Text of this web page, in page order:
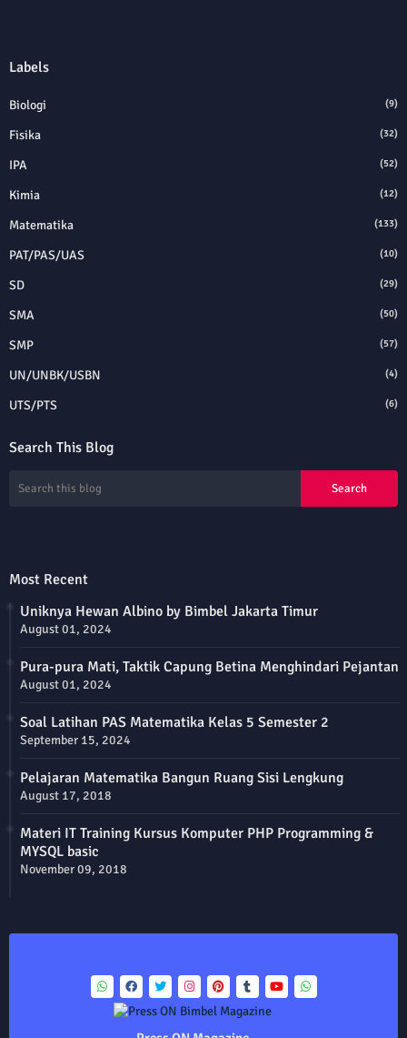
Labels
Biologi (9)
Fisika (32)
IPA (52)
Kimia (12)
Matematika (133)
PAT/PAS/UAS (10)
SD (29)
SMA (50)
SMP (57)
UN/UNBK/USBN (4)
UTS/PTS (6)
Search This Blog
Most Recent
Uniknya Hewan Albino by Bimbel Jakarta Timur
August 01, 2024
Pura-pura Mati, Taktik Capung Betina Menghindari Pejantan
August 01, 2024
Soal Latihan PAS Matematika Kelas 5 Semester 2
September 15, 2024
Pelajaran Matematika Bangun Ruang Sisi Lengkung
August 17, 2018
Materi IT Training Kursus Komputer PHP Programming &
MYSQL basic
November 09, 2018